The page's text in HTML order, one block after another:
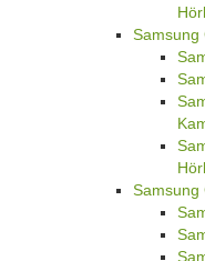
Samsung
Samsung